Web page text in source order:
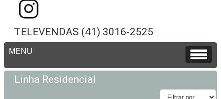
TELEVENDAS (41) 3016-2525
Linha Residencial